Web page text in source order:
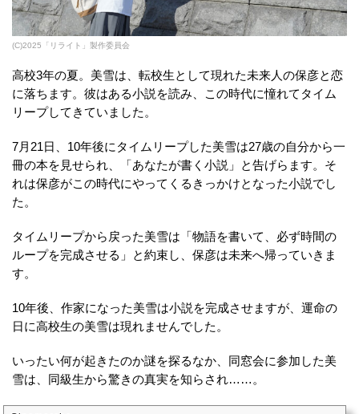
(C)2025「リライト」製作委員会
高校3年の夏。美雪は、転校生として現れた未来人の保彦と恋
に落ちます。彼はある小説を読み、この時代に憧れてタイム
リープしてきていました。
7月21日、10年後にタイムリープした美雪は27歳の自分から一
冊の本を見せられ、「あなたが書く小説」と告げらます。そ
れは保彦がこの時代にやってくるきっかけとなった小説でし
た。
タイムリープから戻った美雪は「物語を書いて、必ず時間の
ループを完成させる」と約束し、保彦は未来へ帰っていきま
す。
10年後、作家になった美雪は小説を完成させますが、運命の
日に高校生の美雪は現れませんでした。
いったい何が起きたのか謎を探るなか、同窓会に参加した美
雪は、同級生から驚きの真実を知らされ……。